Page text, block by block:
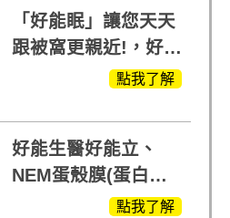
「好能眠」讓您天天
跟被窩更親近!，好能
生醫X陳亞蘭推薦!
點我了解
好能生醫好能立、
NEM蛋殼膜(蛋白聚
醣)關鍵配方，厲害其
點我了解